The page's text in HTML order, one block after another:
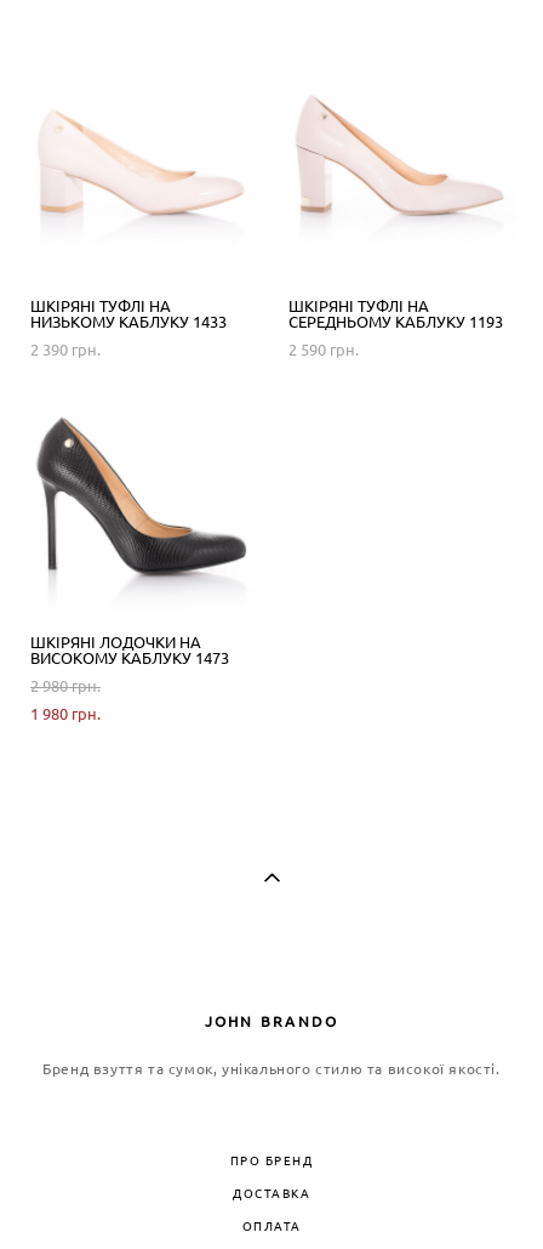
ШКІРЯНІ ТУФЛІ НА
НИЗЬКОМУ КАБЛУКУ 1433
2 390 грн.
ШКІРЯНІ ТУФЛІ НА
СЕРЕДНЬОМУ КАБЛУКУ 1193
2 590 грн.
ШКІРЯНІ ЛОДОЧКИ НА
ВИСОКОМУ КАБЛУКУ 1473
2 980 грн.
1 980 грн.
JOHN BRANDO
Бренд взуття та сумок, унікального стилю та високої якості.
ПРО БРЕНД
ДОСТАВКА
ОПЛАТА